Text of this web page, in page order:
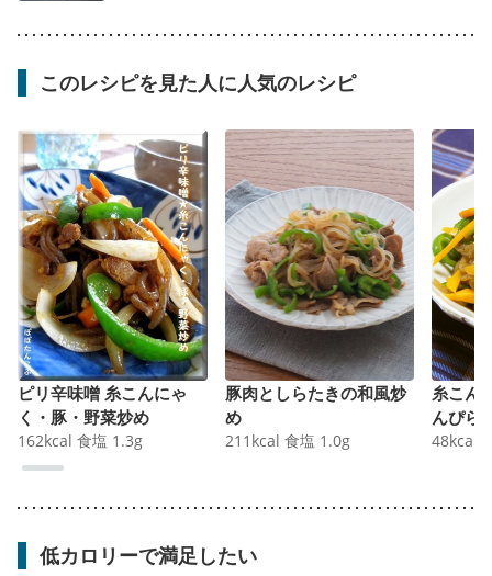
このレシピを見た人に人気のレシピ
ピリ辛味噌 糸こんにゃ
く・豚・野菜炒め
162kcal 食塩 1.3g
豚肉としらたきの和風炒
め
211 kcal 食塩 1.0g
糸こん
んぴら
48kcal
低カロリーで満足したい